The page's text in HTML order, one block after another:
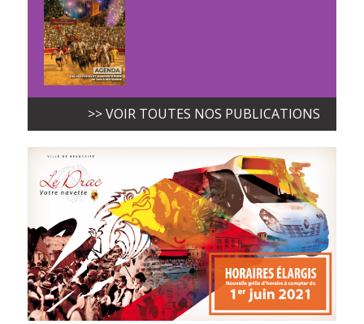
>> VOIR TOUTES NOS PUBLICATIONS